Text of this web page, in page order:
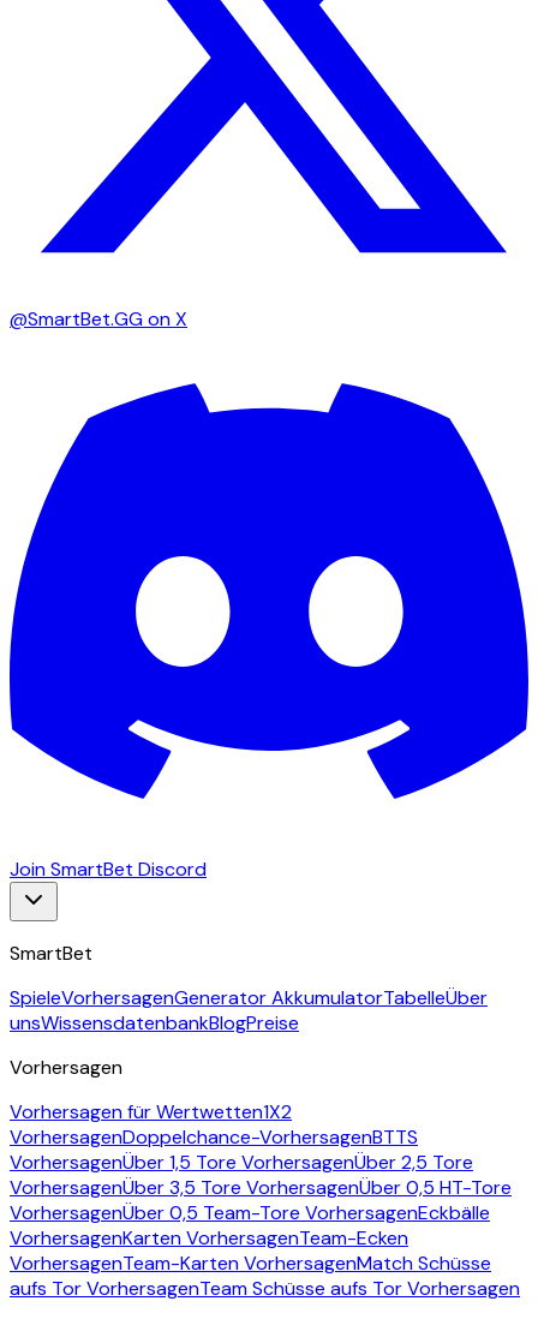
@SmartBet.GG on X
Join SmartBet Discord
SmartBet
SpieleVorhersagenGenerator AkkumulatorTabelleÜber
unsWissensdatenbankBlogPreise
Vorhersagen
Vorhersagen für Wertwetten1X2
VorhersagenDoppelchance-VorhersagenBTTS
VorhersagenÜber 1,5 Tore VorhersagenÜber 2,5 Tore
VorhersagenÜber 3,5 Tore VorhersagenÜber 0,5 HT-Tore
VorhersagenÜber 0,5 Team-Tore VorhersagenEckbälle
VorhersagenKarten VorhersagenTeam-Ecken
VorhersagenTeam-Karten VorhersagenMatch Schüsse
aufs Tor VorhersagenTeam Schüsse aufs Tor Vorhersagen